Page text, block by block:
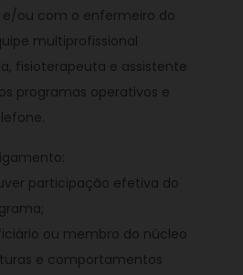
ou com o enfermeiro do
multiprofissional
fisioterapeuta e assistente
programas operativos e
participação efetiva do
ou membro do núcleo
e comportamentos